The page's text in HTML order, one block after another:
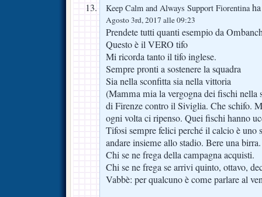
Keep Calm and Always Support Fiorentinaha
Agosto 3rd, 2017 alle 09:23
Prendete tutti quanti esempio da
Questo è il VERO tifo
Mi ricorda tanto il tifo inglese.
Sempre pronti a sostenere la squadra
Sia nella sconfitta sia nella vittoria
(Mamma mia la vergogna dei fischi
di Firenze contro il Siviglia. Che schifo.
ogni volta ci ripenso. Quei fischi hanno
Tifosi sempre felici perché il calcio è uno
andare insieme allo stadio. Bere una
Chi se ne frega della campagna acquisti.
Chi se ne frega se arrivi quinto, ottavo,
Vabbè: per qualcuno è come parlare al